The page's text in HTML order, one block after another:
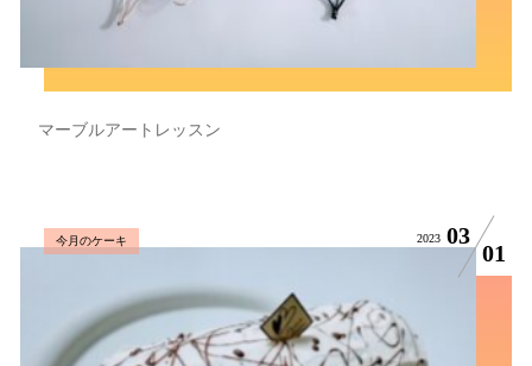
マーブルアートレッスン
今月のケーキ 2023 03
01